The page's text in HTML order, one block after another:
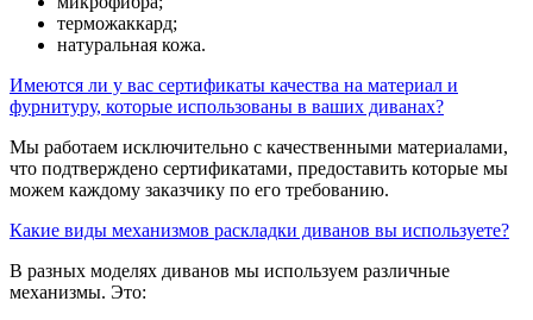
терможаккард;
натуральная кожа.
Имеются ли у вас сертификаты качества на материал и
фурнитуру, которые использованы в ваших диванах?
Мы работаем исключительно с качественными материалами,
что подтверждено сертификатами, предоставить которые мы
можем каждому заказчику по его требованию.
Какие виды механизмов раскладки диванов вы используете?
В разных моделях диванов мы используем различные
механизмы. Это: